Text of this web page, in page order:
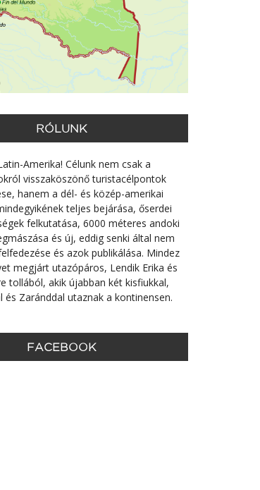
RÓLUNK
Amerika! Célunk nem csak a
visszaköszönő turistacélpontok
hanem a dél- és közép-amerikai
teljes bejárása, őserdei
felkutatása, 6000 méteres andoki
és új, eddig senki által nem
és azok publikálása. Mindez
megjárt utazópáros, Lendik Erika és
tollából, akik újabban két kisfiukkal,
és Zaránddal utaznak a kontinensen.
FACEBOOK